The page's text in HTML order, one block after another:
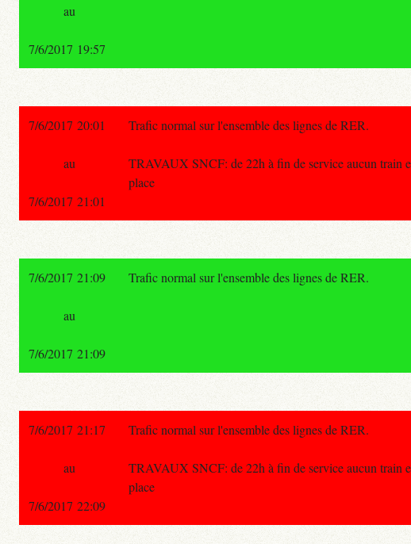
au
7/6/2017 19:57
7/6/2017 20:01 Trafic normal sur l'ensemble des lignes de RER.
TRAVAUX SNCF: de 22h à fin de service aucun train
place
au
7/6/2017 21:01
7/6/2017 21:09 Trafic normal sur l'ensemble des lignes de RER.
au
7/6/2017 21:09
7/6/2017 21:17 Trafic normal sur l'ensemble des lignes de RER.
TRAVAUX SNCF: de 22h à fin de service aucun train
place
au
7/6/2017 22:09